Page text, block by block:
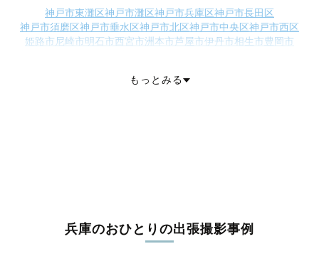
神戸市東灘区神戸市灘区神戸市兵庫区神戸市長田区
神戸市須磨区神戸市垂水区神戸市北区神戸市中央区神戸市西区
姫路市尼崎市明石市西宮市洲本市芦屋市伊丹市相生市豊岡市
川辺郡猪名川町多可郡多可町
もっとみる
兵庫のおひとりの出張撮影事例